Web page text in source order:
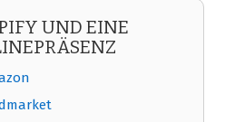
UND EINE